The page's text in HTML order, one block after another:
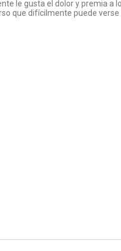
le gusta el dolor y premia a
que difícilmente puede verse